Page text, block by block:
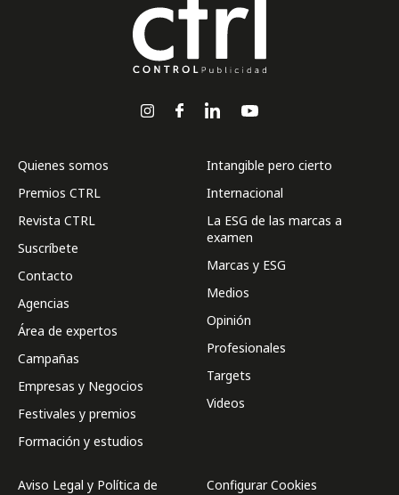
Quienes somos
Premios CTRL
Revista CTRL
Suscríbete
Contacto
Agencias
Área de expertos
Campañas
Empresas y Negocios
Festivales y premios
Formación y estudios
Intangible pero cierto
Internacional
La ESG de las marcas a
examen
Marcas y ESG
Medios
Opinión
Profesionales
Targets
Videos
Aviso Legal y Política de
Configurar Cookies